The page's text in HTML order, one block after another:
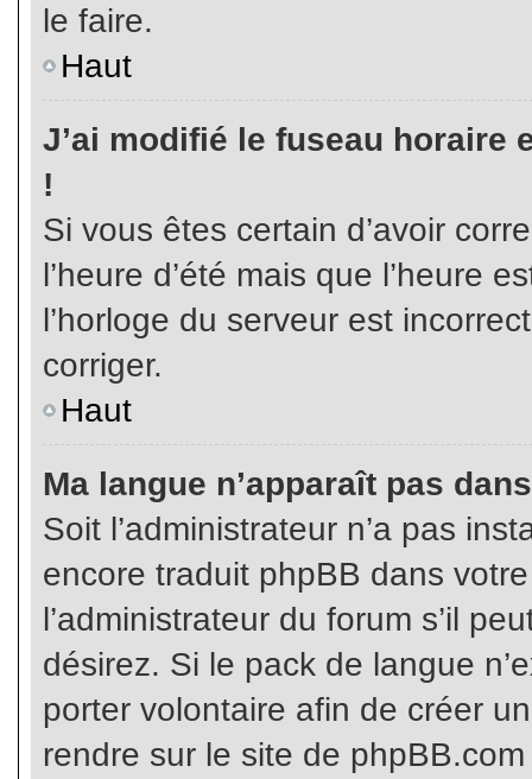
le faire.
Haut
J’ai modifié le fuseau horaire
!
Si vous êtes certain d’avoir
l’heure d’été mais que l’heure
l’horloge du serveur est
corriger.
Haut
Ma langue n’apparaît pas
Soit l’administrateur n’a pas
encore traduit phpBB dans
l’administrateur du forum s’il
désirez. Si le pack de langue
porter volontaire afin de créer
rendre sur le site de